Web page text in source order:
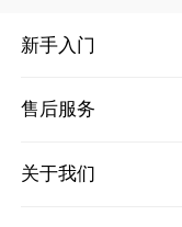
新手入门
售后服务
关于我们